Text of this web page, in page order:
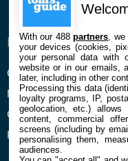
ENTREPRISE
Qui sommes nous
Mentions légales et CGU
Confidentialité et Cookies
Préférences cookies
With our 488partners ,
your devices (cookies,
your personal data with
website or in our emails,
later, including in other
Processing this data
loyalty programs, IP,
geolocation, etc.) allows
content, commercial
screens (including by
personalising them,
audiences.